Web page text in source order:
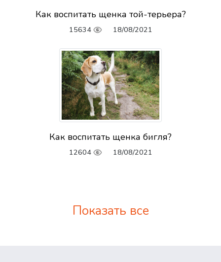
Как воспитать щенка той-терьера?
15634 18/08/2021
Как воспитать щенка бигля?
12604 18/08/2021
Показать все